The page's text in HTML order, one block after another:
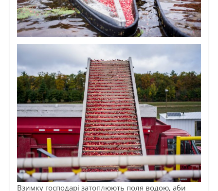
Взимку господарі затоплюють поля водою, аби